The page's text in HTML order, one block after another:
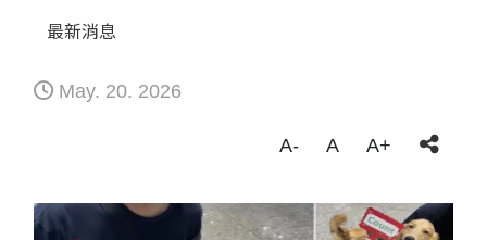
最新消息
May. 20. 2026
A- A A+